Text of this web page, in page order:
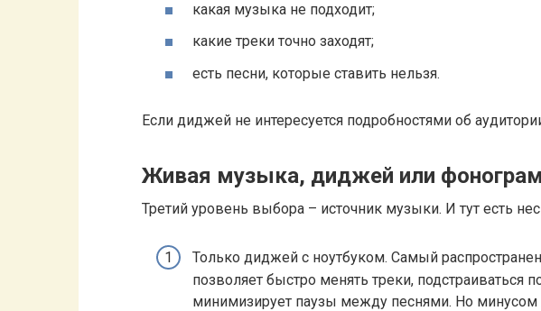
какая музыка не подходит;
какие треки точно заходят;
есть песни, которые ставить нельзя.
Если диджей не интересуется подробностями об
Живая музыка, диджей или
Третий уровень выбора – источник музыки. И тут есть
Только диджей с ноутбуком. Самый
позволяет быстро менять треки, подстраиваться
минимизирует паузы между песнями. Но минусом